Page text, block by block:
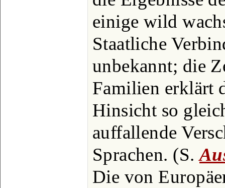
einige wild
Staatliche
unbekannt; die
Familien erklärt
Hinsicht so
auffallende
Sprachen. (S.
Die von